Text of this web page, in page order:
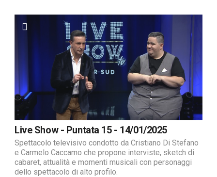
Live Show - Puntata 15 - 14/01/2025
Spettacolo televisivo condotto da Cristiano Di Stefano
e Carmelo Caccamo che propone interviste, sketch di
cabaret, attualità e momenti musicali con personaggi
dello spettacolo di alto profilo.